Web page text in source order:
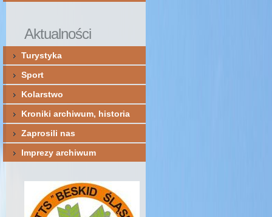
Aktualności
Turystyka
Sport
Kolarstwo
Kroniki archiwum, historia
Zaprosili nas
Imprezy archiwum